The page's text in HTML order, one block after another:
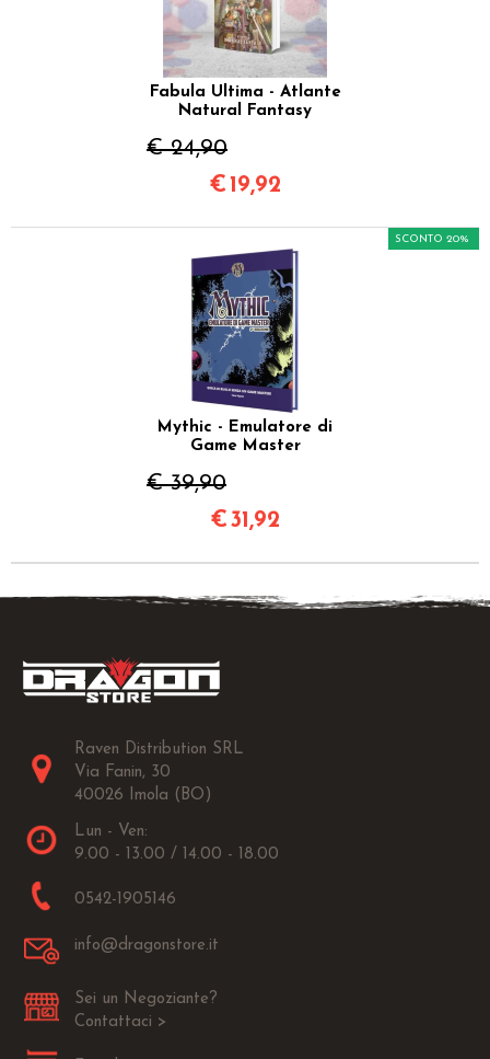
Fabula Ultima - Atlante
Natural Fantasy
€ 24,90
€ 19,92
Mythic - Emulatore di
Game Master
€ 39,90
SCONTO 20%
€31,92
Raven Distribution SRL
Via Fanin, 30
40026 Imola (BO)
Lun - Ven:
9.00 - 13.00 / 14.00 - 18.00
0542-1905146
info@dragonstore.it
Sei un Negoziante?
Contattaci >